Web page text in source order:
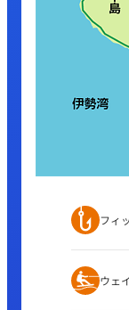
フィ
ウェ